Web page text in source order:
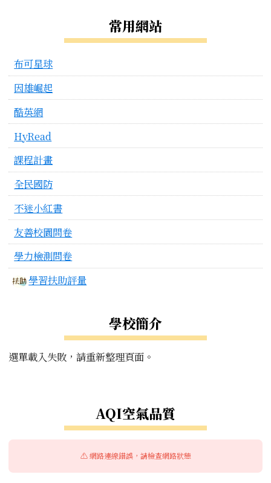
常用網站
布可星球
因雄崛起
酷英網
HyRead
課程計畫
全民國防
不迷小紅書
友善校園問卷
學力檢測問卷
學習扶助評量
學校簡介
選單載入失敗，請重新整理頁面。
AQI空氣品質
⚠️ 網路連線錯誤，請檢查網路狀態